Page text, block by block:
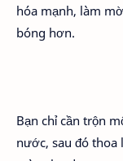
hóa mạnh, làm
bóng hơn.
Bạn chỉ cần trộn
nước, sau đó thoa